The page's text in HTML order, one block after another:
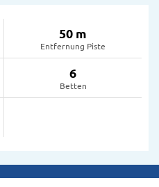
50 m
Entfernung Piste
6
Betten